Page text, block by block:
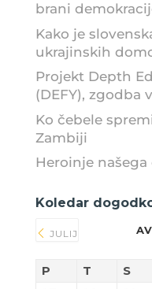
brani
Kako je
ukrajinskih
Projekt Depth
(DEFY), zgodba
Ko čebele
Zambiji
Heroinje našega
Koledar
JULIJ
P T S